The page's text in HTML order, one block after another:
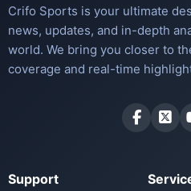
Crifo Sports is your ultimate
news, updates, and in-depth
world. We bring you closer to
coverage and real-time
Support